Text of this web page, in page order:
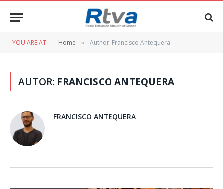
YOU ARE AT: Home » Author: Francisco Antequera
AUTOR: FRANCISCO ANTEQUERA
FRANCISCO ANTEQUERA